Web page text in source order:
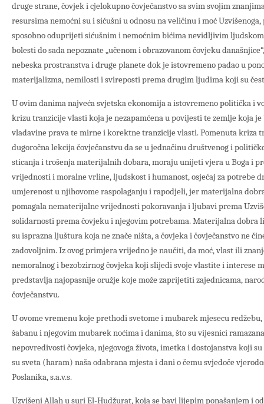
druge strane, čovjek i cjelokupno čovječanstvo sa svim svojim
resursima nemoćni su i sićušni u odnosu na veličinu i moć
sposobno oduprijeti sićušnim i nemoćnim bićima nevidljivim
bolesti do sada nepoznate „učenom i obrazovanom čovjeku
nebeska prostranstva i druge planete dok je istovremeno padao u
materijalizma, nemilosti i svireposti prema drugim ljudima koji su
U ovim danima najveća svjetska ekonomija a istovremeno politička i
krizu tranzicije vlasti koja je nezapamćena u povijesti te zemlje koja
vladavine prava te mirne i korektne tranzicije vlasti. Pomenuta kriza
dugoročna lekcija čovječanstvu da se u jednačinu društvenog i
sticanja i trošenja materijalnih dobara, moraju unijeti vjera u Boga i
vrijednosti i moralne vrline, ljudskost i humanost, osjećaj za potrebe
umjerenost u njihovome raspolaganju i rapodjeli, jer materijalna
pomagala nematerijalne vrijednosti pokoravanja i ljubavi prema
solidarnosti prema čovjeku i njegovim potrebama. Materijalna dobra
su isprazna ljuštura koja ne znače ništa, a čovjeka i čovječanstvo ne
zadovoljnim. Iz ovog primjera vrijedno je naučiti, da moć, vlast ili
nemoralnog i bezobzirnog čovjeka koji slijedi svoje vlastite i interese
predstavlja najopasnije oružje koje može zaprijetiti zajednicama,
čovječanstvu.
U ovome vremenu koje prethodi svetome i mubarek mjesecu
šabanu i njegovim mubarek noćima i danima, što su vijesnici
nepovredivosti čovjeka, njegovoga života, imetka i dostojanstva koji
su sveta (haram) naša odabrana mjesta i dani o čemu svjedoče
Poslanika, s.a.v.s.
Uzvišeni Allah u suri El-Hudžurat, koja se bavi lijepim ponašanjem i